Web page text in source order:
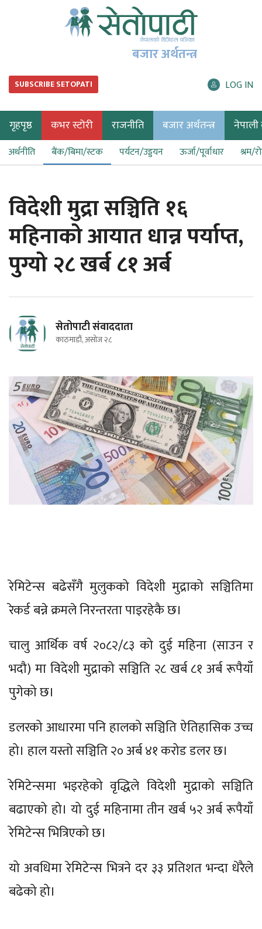
बजार अर्थतन्त्र
SUBSCRIBE SETOPATI LOG IN
गृहपृष्ठ कभर स्टोरी राजनीति बजार अर्थतन्त्र नेपाली
अर्थनीति बैंक/बिमा/स्टक पर्यटन/उड्डयन ऊर्जा/पूर्वाधार श्रम/
विदेशी मुद्रा सञ्चिति १६
महिनाको आयात धान्न पर्याप्त,
पुग्यो २८ खर्ब ८१ अर्ब
सेतोपाटी संवाददाता
काठमाडौं, असोज २८
रेमिटेन्स बढेसँगै मुलुकको विदेशी मुद्राको सञ्चितिमा
रेकर्ड बन्ने क्रमले निरन्तरता पाइरहेकै छ।
चालु आर्थिक वर्ष २०८२/८३ को दुई महिना (साउन र
भदौ) मा विदेशी मुद्राको सञ्चिति २८ खर्ब ८१ अर्ब रूपैयाँ
पुगेको छ।
डलरको आधारमा पनि हालको सञ्चिति ऐतिहासिक उच्च
हो। हाल यस्तो सञ्चिति २० अर्ब ४१ करोड डलर छ।
रेमिटेन्समा भइरहेको वृद्धिले विदेशी मुद्राको सञ्चिति
बढाएको हो। यो दुई महिनामा तीन खर्ब ५२ अर्ब रूपैयाँ
रेमिटेन्स भित्रिएको छ।
यो अवधिमा रेमिटेन्स भित्रने दर ३३ प्रतिशत भन्दा धेरैले
बढेको हो।